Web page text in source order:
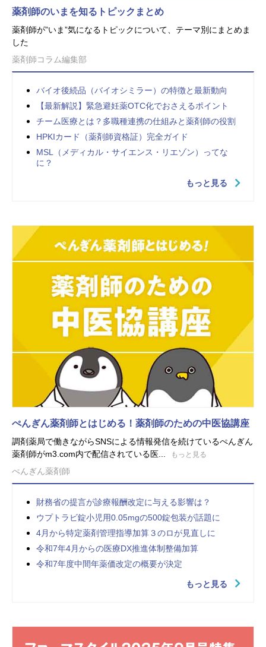
薬剤師のいまを知るトピックまとめ
薬剤師が”いま”気になるトピックについて、テーマ別にまとめま
した
薬剤師コラム編集部
バイオ後続品（バイオシミラー）の特徴と最新動向
【最新解説】緊急避妊薬OTC化でおさえるポイント
チーム医療とは？多職種連携の仕組みと薬剤師の役割
HPKIカード（薬剤師資格証）完全ガイド
MSL（メディカル・サイエンス・リエゾン）ってな
に？
もっと見る
ぺんぎん薬剤師とはじめる！薬剤師のための中医協講座
調剤薬局で働きながらSNSによる情報発信を続けているぺんぎん
薬剤師がm3.com内で配信されている医...
もっと見る
ぺんぎん薬剤師
財務省の提言が診療報酬改定に与える影響は？
ウプトラビ錠小児用0.05mgの500錠包装が話題に
4月から特定薬剤管理指導加算３のロが見直しに
令和7年4月からの医療DX推進体制整備加算
令和7年度中間年薬価改定の概要が決定
もっと見る